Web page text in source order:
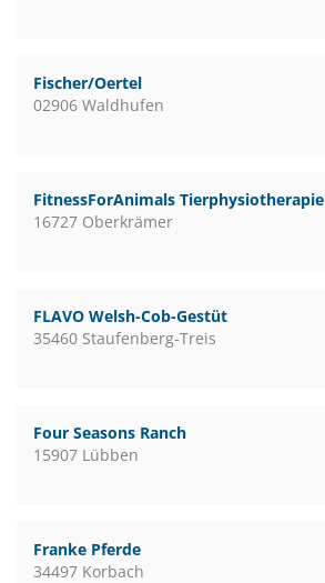
Fischer/Oertel
02906 Waldhufen
FitnessForAnimals Tierphysiotherapie
16727 Oberkrämer
FLAVO Welsh-Cob-Gestüt
35460 Staufenberg-Treis
Four Seasons Ranch
15907 Lübben
Franke Pferde
34497 Korbach